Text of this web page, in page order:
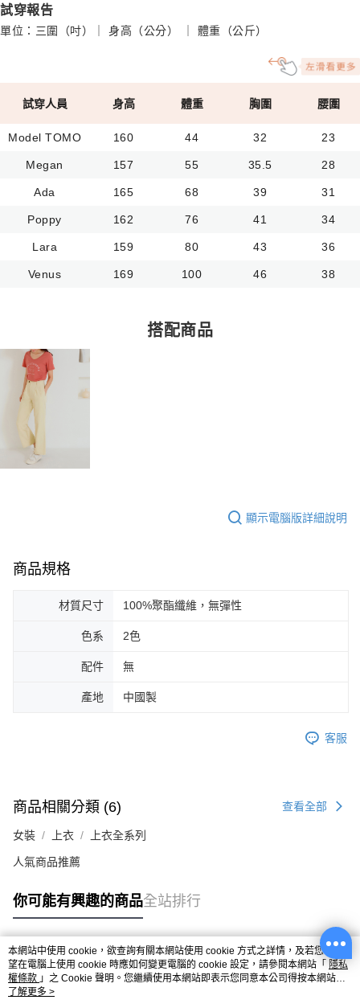
試穿報告
單位：三圍（吋）｜ 身高（公分） ｜ 體重（公斤）
試穿人員 身高 體重 胸圍 腰圍
Model TOMO 160 44 32 23
Megan 157 55 35.5 28
Ada 165 68 39 31
Poppy 162 76 41 34
Lara 159 80 43 36
Venus 169 100 46 38
搭配商品
顯示電腦版詳細說明
商品規格
材質尺寸 100%聚酯纖維，無彈性
色系 2色
配件 無
產地 中國製
客服
商品相關分類 (6) 查看全部
女裝 上衣 上衣全系列
人氣商品推薦
你可能有興趣的商品全站排行
熱門標籤
本網站中使用 cookie，欲查詢有關本網站使用 cookie 方式之詳情，及若您不希
望在電腦上使用 cookie 時應如何變更電腦的 cookie 設定，請參閱本網站「 隱私
權條款 」之 Cookie 聲明。您繼續使用本網站即表示您同意本公司得按本網站使
用條款之 Cookie 聲明使用 cookie。
了解更多 >